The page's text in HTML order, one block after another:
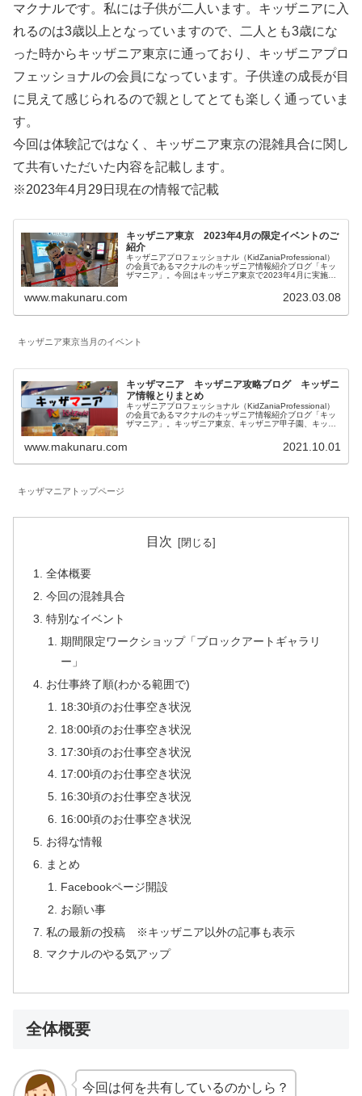
マクナルです。私には子供が二人います。キッザニアに入
れるのは3歳以上となっていますので、二人とも3歳にな
った時からキッザニア東京に通っており、キッザニアプロ
フェッショナルの会員になっています。子供達の成長が目
に見えて感じられるので親としてとても楽しく通っていま
す。
今回は体験記ではなく、キッザニア東京の混雑具合に関し
て共有いただいた内容を記載します。
※2023年4月29日現在の情報で記載
キッザニア東京 2023年4月の限定イベントのご
紹介
キッザニアプロフェッショナル（KidZaniaProfessional）
の会員であるマクナルのキッザニア情報紹介ブログ「キッ
ザマニア」。今回はキッザニア東京で2023年4月に実施さ
www.makunaru.com 2023.03.08
キッザニア東京当月のイベント
キッザマニア キッザニア攻略ブログ キッザニ
ア情報とりまとめ
キッザニアプロフェッショナル（KidZaniaProfessional）
の会員であるマクナルのキッザニア情報紹介ブログ「キッ
ザマニア」。キッザニア東京、キッザニア甲子園、キッザ
も記載したお仕事体験記、料金等に関係する予約方法、お
得な情報等を記載しています。
www.makunaru.com 2021.10.01
キッザマニアトップページ
目次
全体概要
今回の混雑具合
特別なイベント
期間限定ワークショップ「ブロックアートギャラリ
ー」
お仕事終了順(わかる範囲で)
18:30頃のお仕事空き状況
18:00頃のお仕事空き状況
17:30頃のお仕事空き状況
17:00頃のお仕事空き状況
16:30頃のお仕事空き状況
16:00頃のお仕事空き状況
お得な情報
まとめ
Facebookページ開設
お願い事
私の最新の投稿 ※キッザニア以外の記事も表示
マクナルのやる気アップ
全体概要
今回は何を共有しているのかしら？